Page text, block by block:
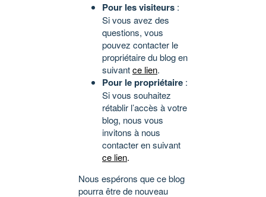
Pour les visiteurs :
Si vous avez des
questions, vous
pouvez contacter le
propriétaire du blog en
suivantce lien.
Pour le propriétaire :
Si vous souhaitez
rétablir l’accès à votre
blog, nous vous
invitons à nous
contacter en suivant
ce lien.
Nous espérons que ce blog
pourra être de nouveau